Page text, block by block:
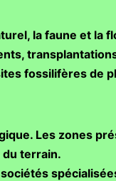
la faune et la
fossilifères de
Les zones
du terrain.